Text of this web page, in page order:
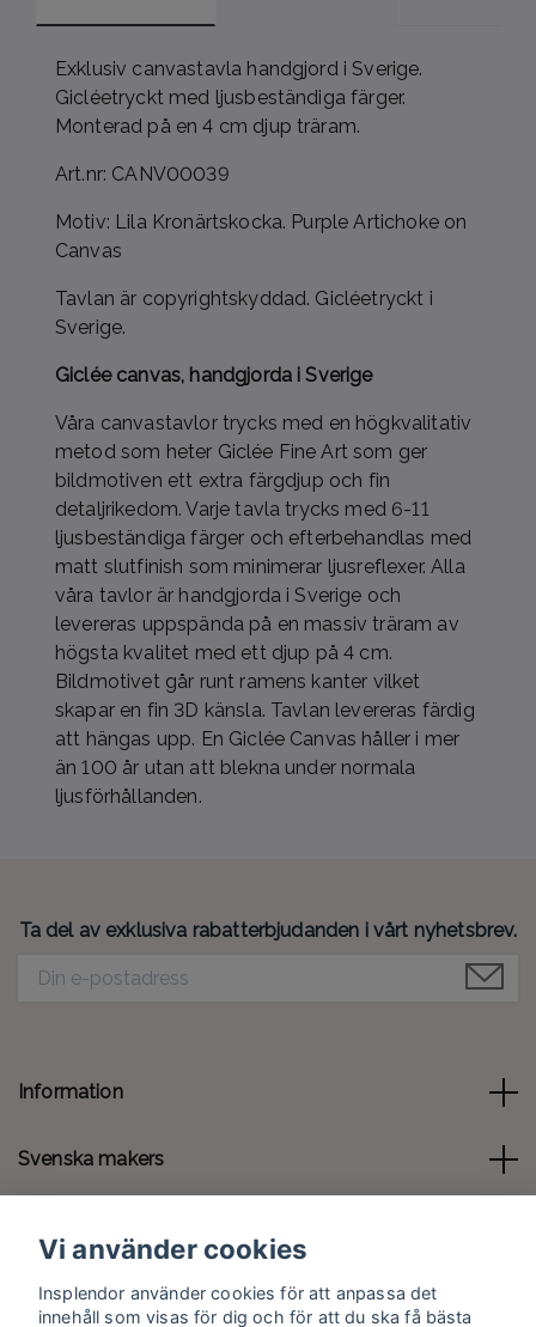
Exklusiv canvastavla handgjord i Sverige.
Gicléetryckt med ljusbeständiga färger.
Monterad på en 4 cm djup träram.
Art.nr: CANV00039
Motiv: Lila Kronärtskocka. Purple Artichoke on
Canvas
Tavlan är copyrightskyddad. Gicléetryckt i
Sverige.
Giclée canvas, handgjorda i Sverige
Våra canvastavlor trycks med en högkvalitativ
metod som heter Giclée Fine Art som ger
bildmotiven ett extra färgdjup och fin
detaljrikedom. Varje tavla trycks med 6-11
ljusbeständiga färger och efterbehandlas med
matt slutfinish som minimerar ljusreflexer. Alla
våra tavlor är handgjorda i Sverige och
levereras uppspända på en massiv träram av
högsta kvalitet med ett djup på 4 cm.
Bildmotivet går runt ramens kanter vilket
skapar en fin 3D känsla. Tavlan levereras färdig
att hängas upp. En Giclée Canvas håller i mer
än 100 år utan att blekna under normala
ljusförhållanden.
Ta del av exklusiva rabatterbjudanden i vårt nyhetsbrev.
Information
Svenska makers
Sociala medier
Vi använder cookies
Insplendor använder cookies för att anpassa det
innehåll som visas för dig och för att du ska få bästa